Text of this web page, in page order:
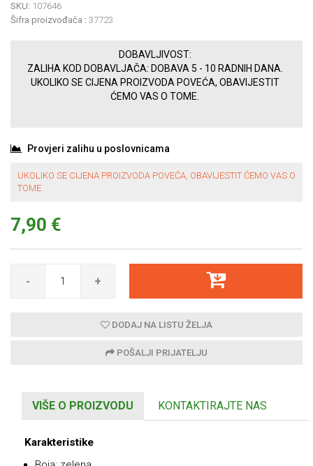
SKU: 107646
Šifra proizvođača : 37723
DOBAVLJIVOST:
ZALIHA KOD DOBAVLJAČA: DOBAVA 5 - 10 RADNIH DANA.
UKOLIKO SE CIJENA PROIZVODA POVEĆA, OBAVIJESTIT
ĆEMO VAS O TOME.
Provjeri zalihu u poslovnicama
UKOLIKO SE CIJENA PROIZVODA POVEĆA, OBAVIJESTIT ĆEMO VAS O
TOME.
7,90 €
- +
DODAJ NA LISTU ŽELJA
POŠALJI PRIJATELJU
VIŠE O PROIZVODU KONTAKTIRAJTE NAS
Karakteristike